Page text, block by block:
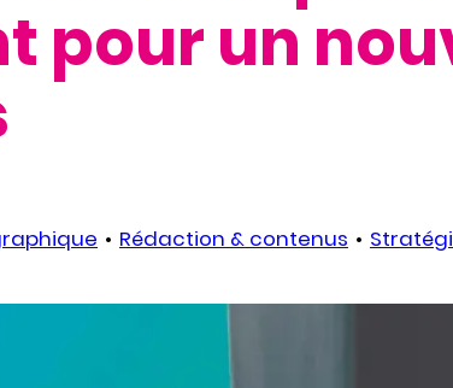
pour un
Rédaction & contenus